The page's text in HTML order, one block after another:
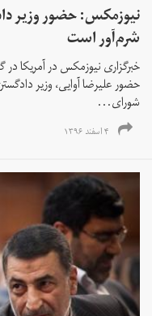
نیوزمکس: حضور وزیر
شرم‌آور است
خبرگزاری نیوزمکس در آمریکا
حضور علیرضا آوایی، وزیر
شورای...
۴ اسفند ۱۳۹۶